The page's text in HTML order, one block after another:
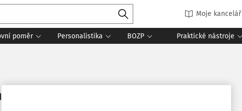
Moje kancelář
poměr Personalistika BOZP Praktické nástroje
programu podpory zdraví